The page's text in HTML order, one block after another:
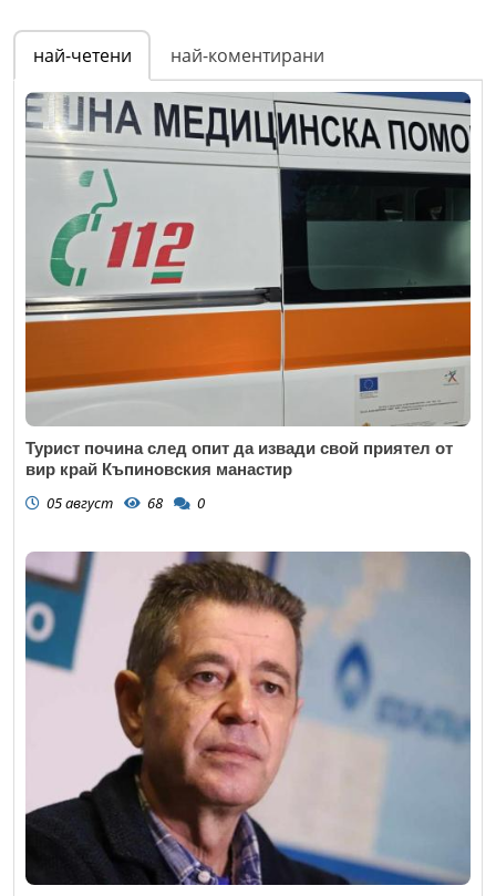
най-четени най-коментирани
Турист почина след опит да извади свой приятел от
вир край Къпиновския манастир
05 август 68 0